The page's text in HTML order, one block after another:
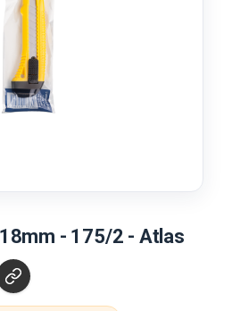
- 175/2 - Atlas